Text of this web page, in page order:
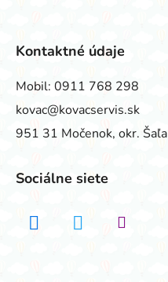
Kontaktné údaje
Mobil: 0911 768 298
kovac@kovacservis.sk
951 31 Močenok, okr. Šaľa
Sociálne siete